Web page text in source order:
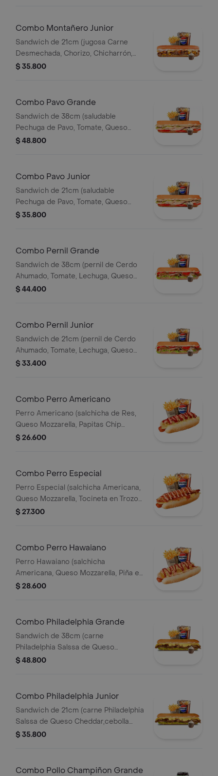
Combo Montañero Junior
Sandwich de 21cm (jugosa Carne
Desmechada, Chorizo, Chicharrón,
Lechuga, Queso Mozarella, Madurito y
$ 35.800
Combo Pavo Grande
Sandwich de 38cm (saludable
Pechuga de Pavo, Tomate, Queso
Mozzarella, Lechuga y Salsa de Ajo)
$ 48.800
Combo Pavo Junior
Sandwich de 21cm (saludable
Pechuga de Pavo, Tomate, Queso
Mozzarella, Lechuga y Salsa de Ajo)
$ 35.800
Combo Pernil Grande
Sandwich de 38cm (pernil de Cerdo
Ahumado, Tomate, Lechuga, Queso
Mozzarella y Salsa de Ajo) Papa
$ 44.400
Combo Pernil Junior
Sandwich de 21cm (pernil de Cerdo
Ahumado, Tomate, Lechuga, Queso
Mozzarella y Salsa de Ajo) Papa
$ 33.400
Combo Perro Americano
Perro Americano (salchicha de Res,
Queso Mozzarella, Papitas Chip
Trituradas, Cebolla, Salsa Roja, Salsa
$ 26.600
Combo Perro Especial
Perro Especial (salchicha Americana,
Queso Mozzarella, Tocineta en Trozos,
Papitas Chips Trituradas, Salsa Roja y
$ 27.300
Combo Perro Hawaiano
Perro Hawaiano (salchicha
Americana, Queso Mozzarella, Piña en
Trozos, Jamón, Papitas Chips
$ 28.600
Combo Philadelphia Grande
Sandwich de 38cm (carne
Philadelphia Salssa de Queso
Cheddar,cebolla Caramelizada,queso
$ 48.800
Combo Philadelphia Junior
Sandwich de 21cm (carne Philadelphia
Salssa de Queso Cheddar,cebolla
Caramelizada,queso Amarillo,lechuga
$ 35.800
Combo Pollo Champiñon Grande